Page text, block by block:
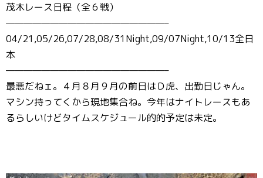
茂木レース日程（全６戦）
——————————————————–
04/21,05/26,07/28,08/31Night,09/07Night,10/13全日
本
——————————————————–
最悪だねェ。４月８月９月の前日はＤ虎、出勤日じゃん。
マシン持ってくから現地集合ね。今年はナイトレースもあ
るらしいけどタイムスケジュール的的予定は未定。